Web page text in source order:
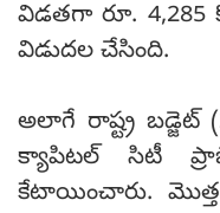
విడతగా రూ.
విడుదల చేసింది.
అలాగే రాష్ట్ర
క్యాపిటల్ సిటీ
కేటాయించారు.